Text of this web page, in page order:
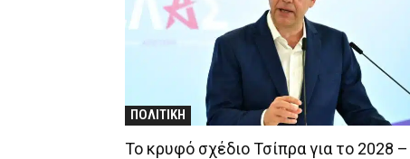
ΠΟΛΙΤΙΚΗ
Το κρυφό σχέδιο Τσίπρα για το 2028 –